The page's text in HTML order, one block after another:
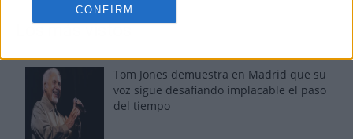
CONFIRM
Los más vistos
Tom Jones demuestra en Madrid que su
voz sigue desafiando implacable el paso
del tiempo